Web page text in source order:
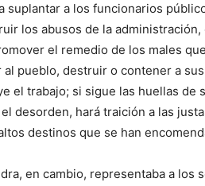
suplantar a los funcionarios
los abusos de la
el remedio de los males
al pueblo, destruir o contener a
el trabajo; si sigue las huellas de
desorden, hará traición a las
destinos que se han
en cambio, representaba a